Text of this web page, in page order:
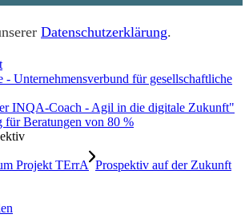
Datenschutzerklärung.
Projekt TErrA Prospektiv auf der Zukunft